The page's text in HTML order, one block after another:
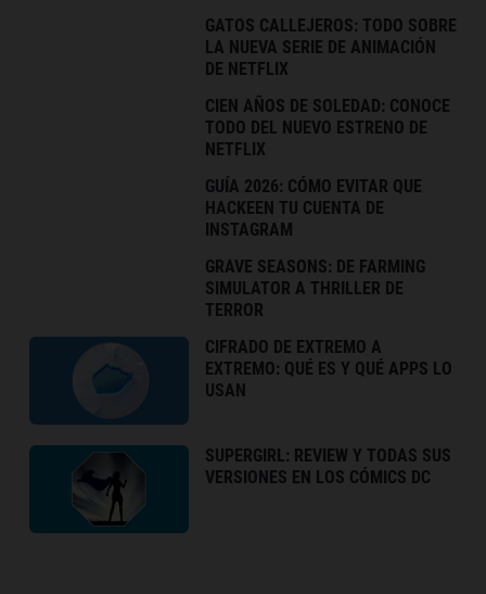
GATOS CALLEJEROS: TODO SOBRE
LA NUEVA SERIE DE ANIMACIÓN
DE NETFLIX
CIEN AÑOS DE SOLEDAD: CONOCE
TODO DEL NUEVO ESTRENO DE
NETFLIX
GUÍA 2026: CÓMO EVITAR QUE
HACKEEN TU CUENTA DE
INSTAGRAM
GRAVE SEASONS: DE FARMING
SIMULATOR A THRILLER DE
TERROR
CIFRADO DE EXTREMO A
EXTREMO: QUÉ ES Y QUÉ APPS LO
USAN
SUPERGIRL: REVIEW Y TODAS SUS
VERSIONES EN LOS CÓMICS DC